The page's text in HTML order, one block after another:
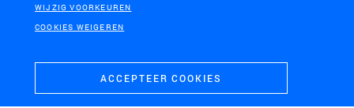
WIJZIG VOORKEUREN
COOKIES WEIGEREN
ACCEPTEER COOKIES